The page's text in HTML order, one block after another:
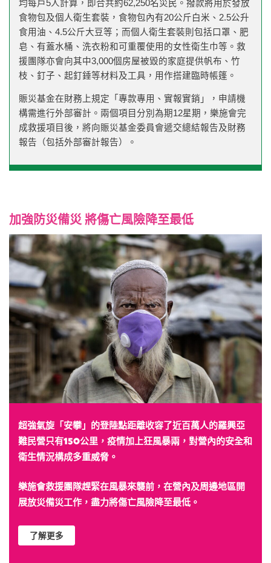
均每戶5人計算，即合共約62,250名災民。撥款將用於發放
食物包及個人衛生套裝，食物包內有20公斤白米、2.5公升
食用油、4.5公斤大豆等；而個人衛生套裝則包括口罩、肥
皂、有蓋水桶、洗衣粉和可重覆使用的女性衛生巾等。救
援團隊亦會向其中3,000個房屋被毀的家庭提供帆布、竹
枝、釘子、起釘錘等材料及工具，用作搭建臨時帳篷。
賑災基金在財務上規定「專款專用、實報實銷」，申請機
構需進行外部審計。兩個項目分別為期12星期，樂施會完
成救援項目後，將向賑災基金委員會遞交總結報告及財務
報告（包括外部審計報告）。
加強防災備災 將傷亡風險降至最低
超強氣旋「安攀」的登陸點距離收容了近百萬人的羅興亞
難民營只有150公里，疫情加上狂風暴兩，對營內的安全和
衛生情況構成多重威脅。
樂施會救援團隊趕緊在風暴來襲前，在營內及周邊地區開
展放災備災工作，盡力將傷亡風險降至最低。
了解更多